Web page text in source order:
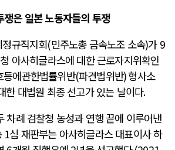
은 일본 노동자들의 투쟁
규직지회(민주노총 금속노조 소속)가 9
아사히글라스에 대한 근로자지위확인
에관한법률위반(파견법위반)형사소
한 대법원 최종 선고가 있는 날이다.
차례 검찰청 농성과 연행 끝에 이루어낸
1심 재판부는 아사히글라스 대표이사 하